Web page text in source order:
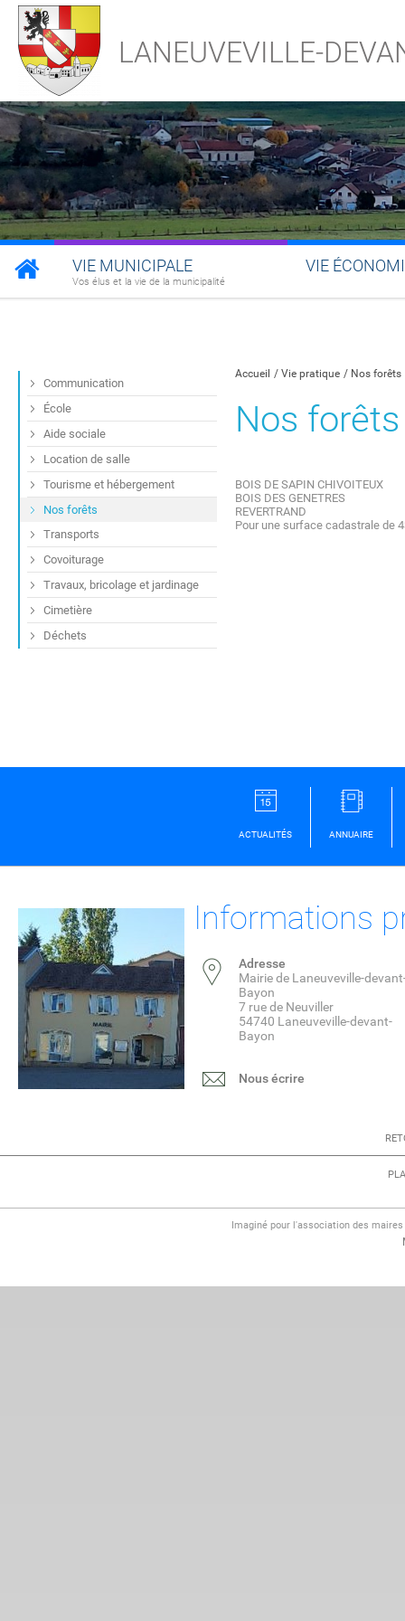
LANEUVEVILLE-
VIE MUNICIPALE
Vos élus et la vie de la municipalité
VIE
Accueil Vie pratique Nos forêts
Nos forêts
BOIS DE SAPIN CHIVOITEUX
BOIS DES GENETRES
REVERTRAND
Pour une surface cadastrale de
Communication
École
Aide sociale
Location de salle
Tourisme et hébergement
Nos forêts
Transports
Covoiturage
Travaux, bricolage et jardinage
Cimetière
Déchets
ACTUALITÉS ANNUAIRE
Informations
Adresse
Mairie de Laneuveville-
Bayon
7 rue de Neuviller
54740 Laneuveville-devant-
Bayon
Nous écrire
Imaginé pour l'association des